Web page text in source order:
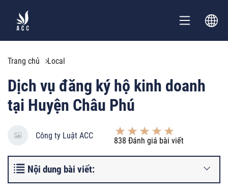
Trang chủ Local
Dịch vụ đăng ký hộ kinh doanh
tại Huyện Châu Phú
Công ty Luật ACC
838 Đánh giá bài viết
Nội dung bài viết: